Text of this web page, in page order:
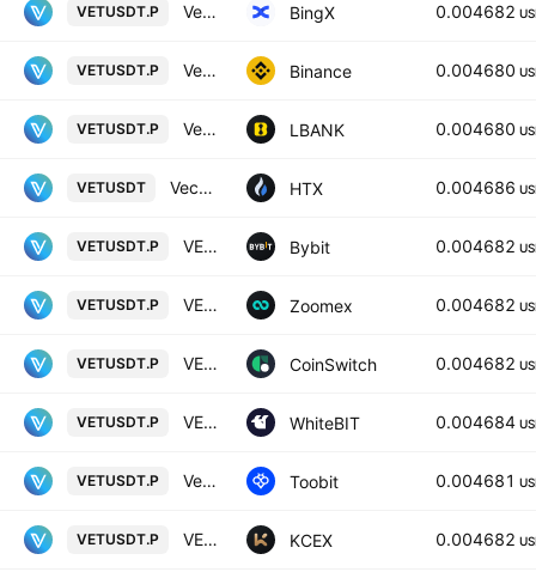
VETUSDT.P VeChain/USD Tether Perpetual Contract BingX 0.004682
VETUSDT.P VeChain / TetherUS PERPETUAL CONTRACT Binance 0.004680
VETUSDT.P VeChain Main Net / Tether USD PERPETUAL CONTRACT LBANK 0.004680
VETUSDT Vechain / Tether USD HTX 0.004686
VETUSDT.P VETUSDT Perpetual Contract Bybit 0.004682
VETUSDT.P VETUSDT Perpetual Contract Zoomex 0.004682
VETUSDT.P VECHAIN/USD TETHER PERPETUAL SWAP CONTRACT CoinSwitch 0.004682
VETUSDT.P VECHAIN perpetual contract WhiteBIT 0.004684
VETUSDT.P VeChain/TetherUS Toobit 0.004681
VETUSDT.P VECHAIN / USDT PERPETUAL SWAP CONTRACT KCEX 0.004682